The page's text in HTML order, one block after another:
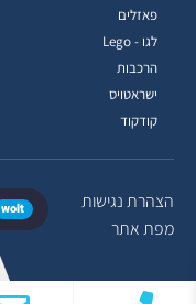
הצהרת נגישות
מפת אתר
wolt
פאזלים
לגו - Lego
הרכבות
ישראטויס
קודקוד